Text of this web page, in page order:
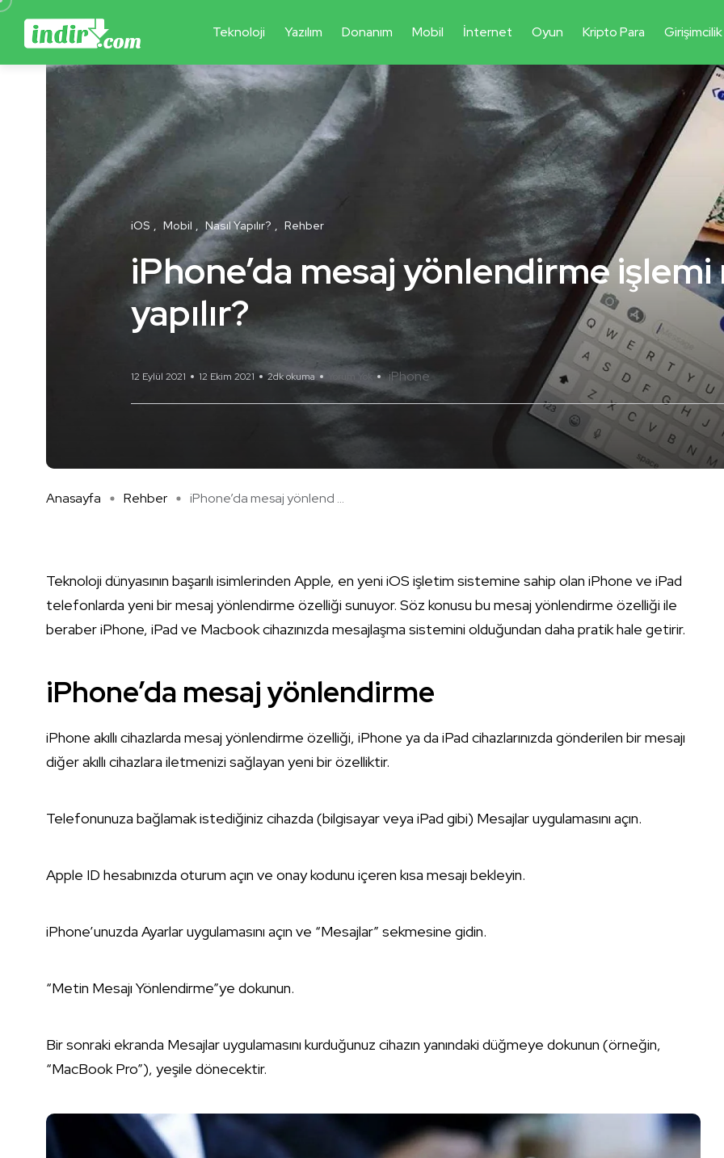
Teknoloji Yazılım Donanım Mobil İnternet Oyun Kripto Para Girişimcilik
iOS Mobil Nasıl Yapılır? Rehber
iPhone’da mesaj yönlendirme işlemi
yapılır?
12 Eylül 2021 12 Ekim 2021 2dk okuma Yorum Yok iPhone
Anasayfa Rehber iPhone’da mesaj yönlend ...
Teknoloji dünyasının başarılı isimlerinden Apple, en yeni iOS işletim sistemine sahip olan iPhone ve iPad
telefonlarda yeni bir mesaj yönlendirme özelliği sunuyor. Söz konusu bu mesaj yönlendirme özelliği ile
beraber iPhone, iPad ve Macbook cihazınızda mesajlaşma sistemini olduğundan daha pratik hale getirir.
iPhone’da mesaj yönlendirme
iPhone akıllı cihazlarda mesaj yönlendirme özelliği, iPhone ya da iPad cihazlarınızda gönderilen bir mesajı
diğer akıllı cihazlara iletmenizi sağlayan yeni bir özelliktir.
Telefonunuza bağlamak istediğiniz cihazda (bilgisayar veya iPad gibi) Mesajlar uygulamasını açın.
Apple ID hesabınızda oturum açın ve onay kodunu içeren kısa mesajı bekleyin.
iPhone’unuzda Ayarlar uygulamasını açın ve “Mesajlar” sekmesine gidin.
“Metin Mesajı Yönlendirme”ye dokunun.
Bir sonraki ekranda Mesajlar uygulamasını kurduğunuz cihazın yanındaki düğmeye dokunun (örneğin,
“MacBook Pro”), yeşile dönecektir.